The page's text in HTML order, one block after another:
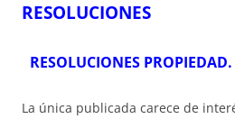
RESOLUCIONES
RESOLUCIONES PROPIEDAD.
La única publicada carece de